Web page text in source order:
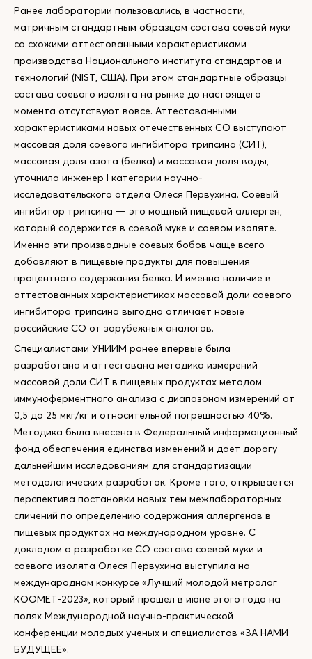
Ранее лаборатории пользовались, в частности,
матричным стандартным образцом состава соевой муки
со схожими аттестованными характеристиками
производства Национального института стандартов и
технологий (NIST, США). При этом стандартные образцы
состава соевого изолята на рынке до настоящего
момента отсутствуют вовсе. Аттестованными
характеристиками новых отечественных СО выступают
массовая доля соевого ингибитора трипсина (СИТ),
массовая доля азота (белка) и массовая доля воды,
уточнила инженер I категории научно-
исследовательского отдела Олеся Первухина. Соевый
ингибитор трипсина — это мощный пищевой аллерген,
который содержится в соевой муке и соевом изоляте.
Именно эти производные соевых бобов чаще всего
добавляют в пищевые продукты для повышения
процентного содержания белка. И именно наличие в
аттестованных характеристиках массовой доли соевого
ингибитора трипсина выгодно отличает новые
российские СО от зарубежных аналогов.
Специалистами УНИИМ ранее впервые была
разработана и аттестована методика измерений
массовой доли СИТ в пищевых продуктах методом
иммуноферментного анализа с диапазоном измерений от
0,5 до 25 мкг/кг и относительной погрешностью 40%.
Методика была внесена в Федеральный информационный
фонд обеспечения единства изменений и дает дорогу
дальнейшим исследованиям для стандартизации
методологических разработок. Кроме того, открывается
перспектива постановки новых тем межлабораторных
сличений по определению содержания аллергенов в
пищевых продуктах на международном уровне. С
докладом о разработке СО состава соевой муки и
соевого изолята Олеся Первухина выступила на
международном конкурсе «Лучший молодой метролог
КООМЕТ-2023», который прошел в июне этого года на
полях Международной научно-практической
конференции молодых ученых и специалистов «ЗА НАМИ
БУДУЩЕЕ».